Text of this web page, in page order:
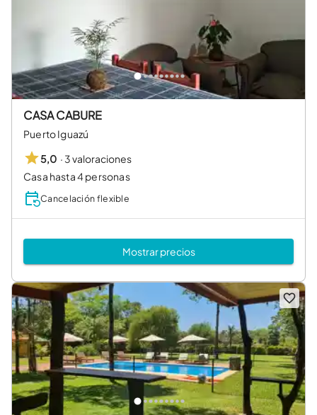
CASA CABURE
Puerto Iguazú
5,0 · 3 valoraciones
Casa hasta 4 personas
Cancelación flexible
Mostrar precios